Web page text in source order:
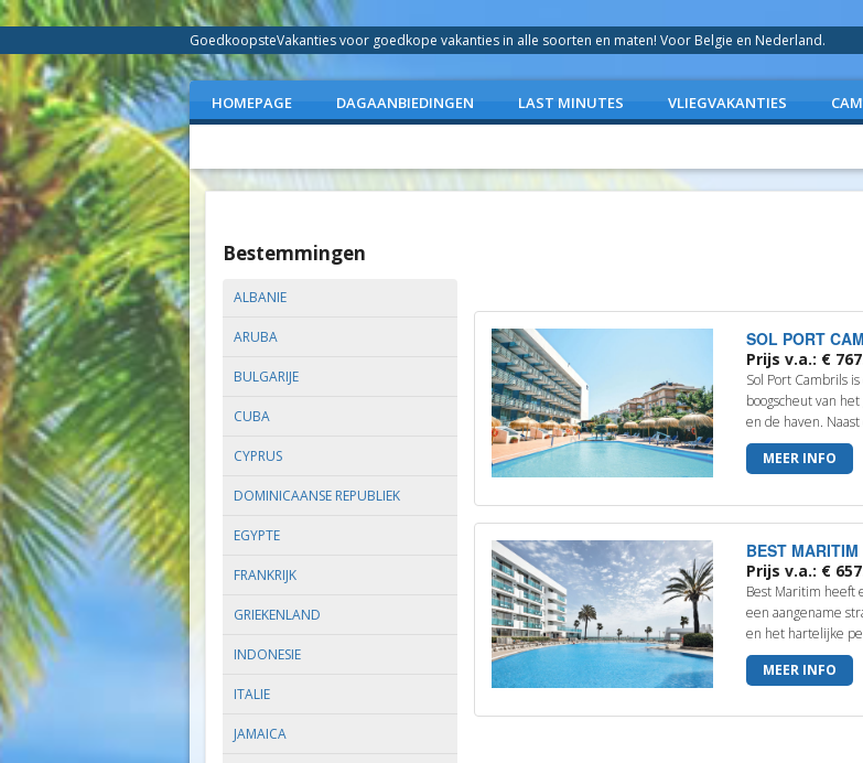
GoedkoopsteVakanties voor goedkope vakanties in alle soorten en maten! Voor Belgie en Nederland.
HOMEPAGE DAGAANBIEDINGEN LAST MINUTES VLIEGVAKANTIES
Bestemmingen
ALBANIE
ARUBA
BULGARIJE
CUBA
CYPRUS
DOMINICAANSE REPUBLIEK
EGYPTE
FRANKRIJK
GRIEKENLAND
INDONESIE
ITALIE
JAMAICA
SOL PORT
Prijs v.a.: €
Sol Port Cambrils
boogscheut van
en de haven.
MEER INFO
BEST MARITIM
Prijs v.a.: €
Best Maritim heeft
een aangename
en het hartelijke
MEER INFO